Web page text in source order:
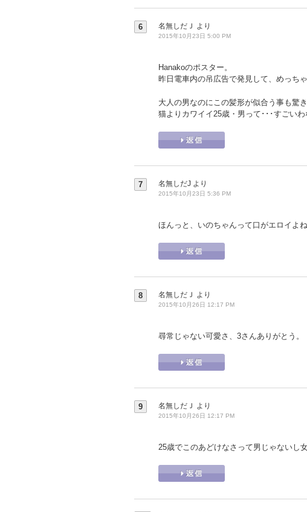
6 名無しだＪ より
2015年10月23日 5:00 PM
Hanakoのポスター。
昨日電車内の吊広告で発見して、めっち
大人の男なのにこの髪形が似合う事も驚き
猫よりカワイイ25歳・男って･･･すごいわ
7 名無しだJ より
2015年10月23日 5:36 PM
ほんっと、いのちゃんって口がエロイよ
8 名無しだＪ より
2015年10月26日 12:17 PM
尋常じゃない可愛さ、3さんありがとう。
9 名無しだＪ より
2015年10月26日 12:17 PM
25歳でこのあどけなさって男じゃないし